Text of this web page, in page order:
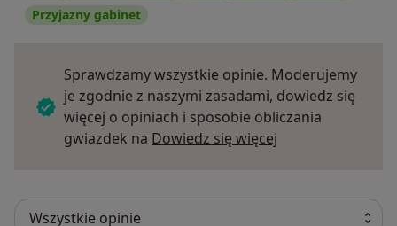
Przyjazny gabinet
Sprawdzamy wszystkie opinie. Moderujemy
je zgodnie z naszymi zasadami, dowiedz się
więcej o opiniach i sposobie obliczania
gwiazdek na Dowiedz się więcej